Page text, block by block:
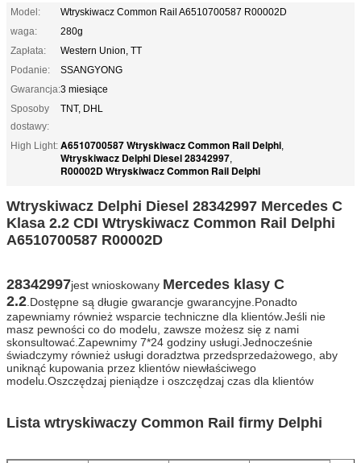
Model:
Wtryskiwacz Common Rail A6510700587 R00002D
waga:
280g
Zapłata:
Western Union, TT
Podanie:
SSANGYONG
Gwarancja:3 miesiące
Sposoby
dostawy:
TNT, DHL
High Light: A6510700587 Wtryskiwacz Common Rail Delphi,
Wtryskiwacz Delphi Diesel 28342997,
R00002D Wtryskiwacz Common Rail Delphi
Wtryskiwacz Delphi Diesel 28342997 Mercedes C
Klasa 2.2 CDI Wtryskiwacz Common Rail Delphi
A6510700587 R00002D
28342997jest wnioskowany Mercedes klasy C
2.2 .Dostępne są długie gwarancje gwarancyjne.Ponadto
zapewniamy również wsparcie techniczne dla klientów.Jeśli nie
masz pewności co do modelu, zawsze możesz się z nami
skonsultować.Zapewnimy 7*24 godziny usługi.Jednocześnie
świadczymy również usługi doradztwa przedsprzedażowego, aby
uniknąć kupowania przez klientów niewłaściwego
modelu.Oszczędzaj pieniądze i oszczędzaj czas dla klientów
Lista wtryskiwaczy Common Rail firmy Delphi